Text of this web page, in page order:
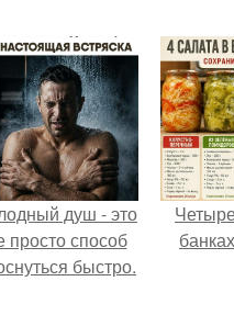
душ - это
просто способ
быстро.